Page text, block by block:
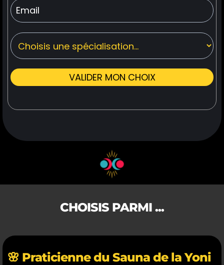
VALIDER MON CHOIX
CHOISIS PARMI ...
🌸 Praticienne du Sauna de la Yoni